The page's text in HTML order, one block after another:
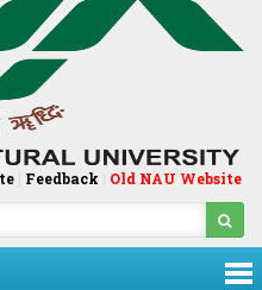
| Feedback | Old NAU Website